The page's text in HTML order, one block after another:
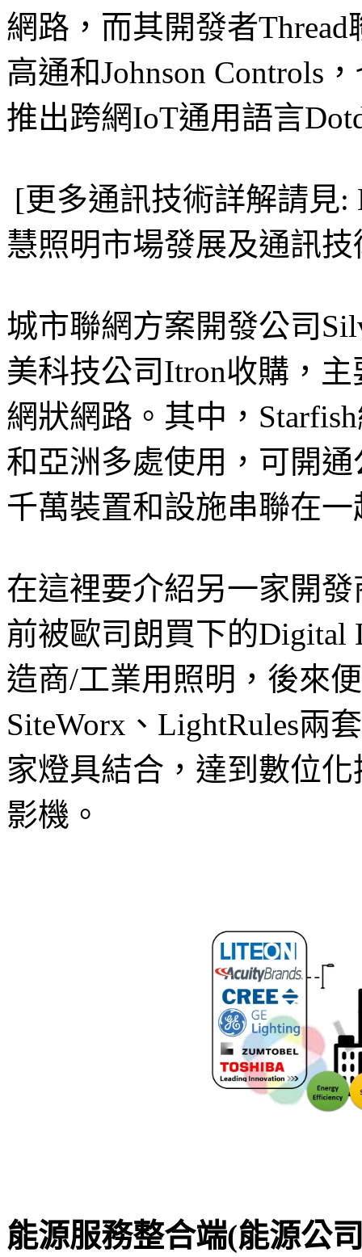
網路，而其開發者
高通和Johnson Controls
推出跨網IoT通用語言
[更多通訊技術詳解請見:
慧照明市場發展及通訊
城市聯網方案開發公司
美科技公司Itron收購，
網狀網路。其中，
和亞洲多處使用，可開
千萬裝置和設施串聯在一
在這裡要介紹另一家開
前被歐司朗買下的Digital
造商/工業用照明，後來
SiteWorx、LightRules兩
家燈具結合，達到數位
影機。
能源服務整合端(能源公